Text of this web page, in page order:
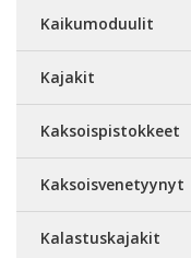
Kaikumoduulit
Kajakit
Kaksoispistokkeet
Kaksoisvenetyynyt
Kalastuskajakit